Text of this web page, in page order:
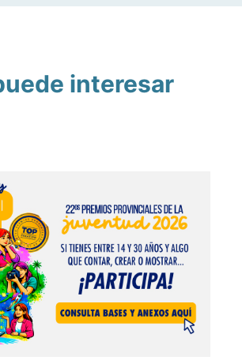
interesar